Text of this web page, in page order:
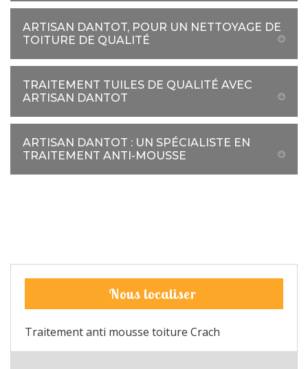
ARTISAN DANTOT, POUR UN NETTOYAGE DE
TOITURE DE QUALITÉ
TRAITEMENT TUILES DE QUALITÉ AVEC
ARTISAN DANTOT
ARTISAN DANTOT : UN SPÉCIALISTE EN
TRAITEMENT ANTI-MOUSSE
Nous localiser
Traitement anti mousse toiture Crach